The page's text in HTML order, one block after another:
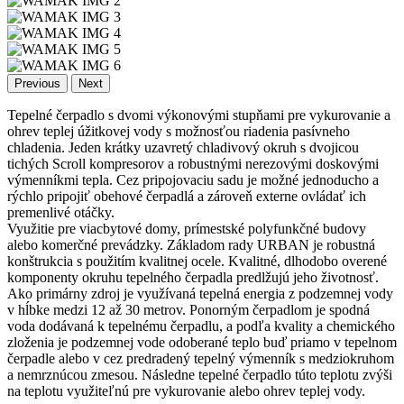
Previous Next
Tepelné čerpadlo s dvomi výkonovými stupňami pre vykurovanie a
ohrev teplej úžitkovej vody s možnosťou riadenia pasívneho
chladenia. Jeden krátky uzavretý chladivový okruh s dvojicou
tichých Scroll kompresorov a robustnými nerezovými doskovými
výmenníkmi tepla. Cez pripojovaciu sadu je možné jednoducho a
rýchlo pripojiť obehové čerpadlá a zároveň externe ovládať ich
premenlivé otáčky.
Využitie pre viacbytové domy, prímestské polyfunkčné budovy
alebo komerčné prevádzky. Základom rady URBAN je robustná
konštrukcia s použitím kvalitnej ocele. Kvalitné, dlhodobo overené
komponenty okruhu tepelného čerpadla predlžujú jeho životnosť.
Ako primárny zdroj je využívaná tepelná energia z podzemnej vody
v hĺbke medzi 12 až 30 metrov. Ponorným čerpadlom je spodná
voda dodávaná k tepelnému čerpadlu, a podľa kvality a chemického
zloženia je podzemnej vode odoberané teplo buď priamo v tepelnom
čerpadle alebo v cez predradený tepelný výmenník s medziokruhom
a nemrznúcou zmesou. Následne tepelné čerpadlo túto teplotu zvýši
na teplotu využiteľnú pre vykurovanie alebo ohrev teplej vody.